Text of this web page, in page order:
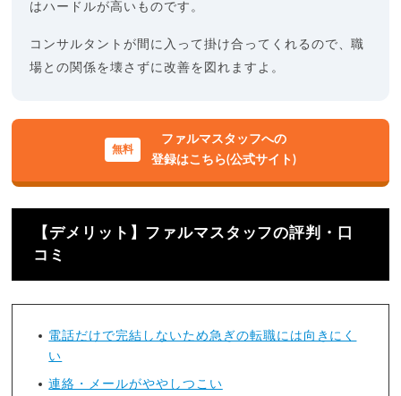
はハードルが高いものです。
コンサルタントが間に入って掛け合ってくれるので、職
場との関係を壊さずに改善を図れますよ。
ファルマスタッフへの
登録はこちら(公式サイト)
【デメリット】ファルマスタッフの評判・口
コミ
電話だけで完結しないため急ぎの転職には向きにく
い
連絡・メールがややしつこい